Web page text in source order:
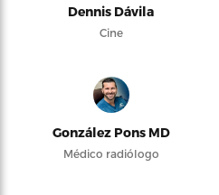
Dennis Dávila
Cine
González Pons MD
Médico radiólogo